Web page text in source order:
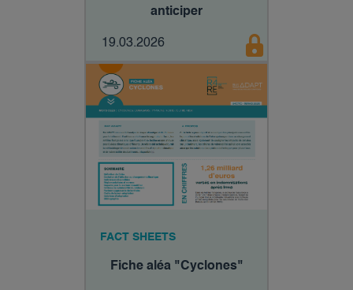
anticiper​
19.03.2026
FACT SHEETS
Fiche aléa "Cyclones"